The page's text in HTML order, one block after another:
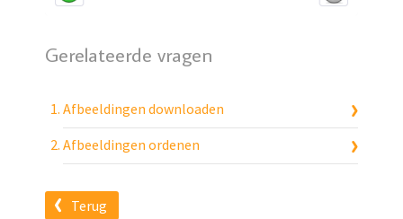
Gerelateerde vragen
Afbeeldingen downloaden
Afbeeldingen ordenen
Terug